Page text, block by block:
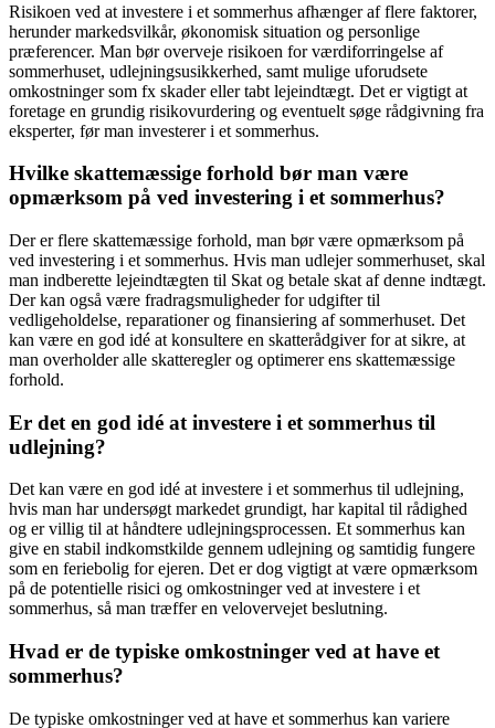
Risikoen ved at investere i et sommerhus afhænger af flere faktorer,
herunder markedsvilkår, økonomisk situation og personlige
præferencer. Man bør overveje risikoen for værdiforringelse af
sommerhuset, udlejningsusikkerhed, samt mulige uforudsete
omkostninger som fx skader eller tabt lejeindtægt. Det er vigtigt at
foretage en grundig risikovurdering og eventuelt søge rådgivning fra
eksperter, før man investerer i et sommerhus.
Hvilke skattemæssige forhold bør man være
opmærksom på ved investering i et sommerhus?
Der er flere skattemæssige forhold, man bør være opmærksom på
ved investering i et sommerhus. Hvis man udlejer sommerhuset, skal
man indberette lejeindtægten til Skat og betale skat af denne indtægt.
Der kan også være fradragsmuligheder for udgifter til
vedligeholdelse, reparationer og finansiering af sommerhuset. Det
kan være en god idé at konsultere en skatterådgiver for at sikre, at
man overholder alle skatteregler og optimerer ens skattemæssige
forhold.
Er det en god idé at investere i et sommerhus til
udlejning?
Det kan være en god idé at investere i et sommerhus til udlejning,
hvis man har undersøgt markedet grundigt, har kapital til rådighed
og er villig til at håndtere udlejningsprocessen. Et sommerhus kan
give en stabil indkomstkilde gennem udlejning og samtidig fungere
som en feriebolig for ejeren. Det er dog vigtigt at være opmærksom
på de potentielle risici og omkostninger ved at investere i et
sommerhus, så man træffer en velovervejet beslutning.
Hvad er de typiske omkostninger ved at have et
sommerhus?
De typiske omkostninger ved at have et sommerhus kan variere